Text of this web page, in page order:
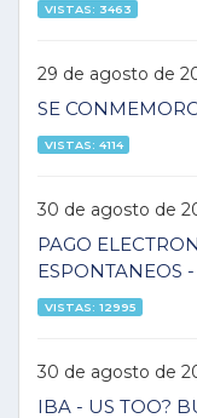
VISTAS: 3463
29 de agosto de
SE
VISTAS: 4114
30 de agosto de
PAGO
ESPONTANEOS
VISTAS: 12995
30 de agosto de
IBA - US TOO?